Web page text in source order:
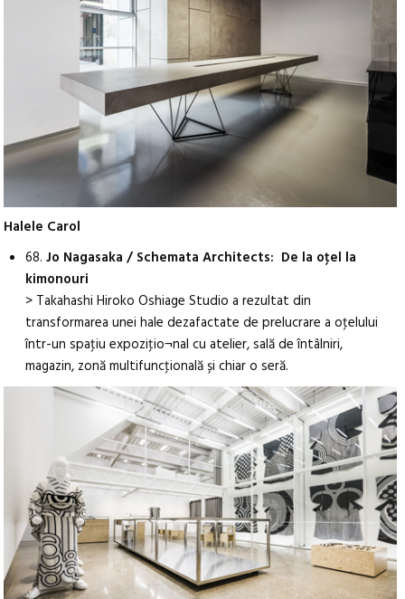
Halele Carol
68.Jo Nagasaka / Schemata Architects: De la oţel la
kimonouri
> Takahashi Hiroko Oshiage Studio a rezultat din
transformarea unei hale dezafactate de prelucrare a oţelului
într-un spaţiu expoziţio¬nal cu atelier, sală de întâlniri,
magazin, zonă multifuncţională și chiar o seră.